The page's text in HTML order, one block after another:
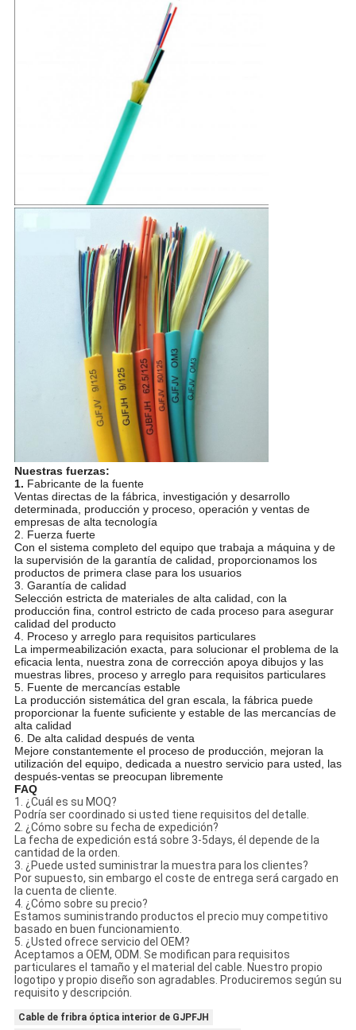
Nuestras fuerzas:
1. Fabricante de la fuente
Ventas directas de la fábrica, investigación y desarrollo
determinada, producción y proceso, operación y ventas de
empresas de alta tecnología
2. Fuerza fuerte
Con el sistema completo del equipo que trabaja a máquina y de
la supervisión de la garantía de calidad, proporcionamos los
productos de primera clase para los usuarios
3. Garantía de calidad
Selección estricta de materiales de alta calidad, con la
producción fina, control estricto de cada proceso para asegurar
calidad del producto
4. Proceso y arreglo para requisitos particulares
La impermeabilización exacta, para solucionar el problema de la
eficacia lenta, nuestra zona de corrección apoya dibujos y las
muestras libres, proceso y arreglo para requisitos particulares
5. Fuente de mercancías estable
La producción sistemática del gran escala, la fábrica puede
proporcionar la fuente suficiente y estable de las mercancías de
alta calidad
6. De alta calidad después de venta
Mejore constantemente el proceso de producción, mejoran la
utilización del equipo, dedicada a nuestro servicio para usted, las
después-ventas se preocupan libremente
FAQ
1. ¿Cuál es su MOQ?
Podría ser coordinado si usted tiene requisitos del detalle.
2. ¿Cómo sobre su fecha de expedición?
La fecha de expedición está sobre 3-5days, él depende de la
cantidad de la orden.
3. ¿Puede usted suministrar la muestra para los clientes?
Por supuesto, sin embargo el coste de entrega será cargado en
la cuenta de cliente.
4. ¿Cómo sobre su precio?
Estamos suministrando productos el precio muy competitivo
basado en buen funcionamiento.
5. ¿Usted ofrece servicio del OEM?
Aceptamos a OEM, ODM. Se modifican para requisitos
particulares el tamaño y el material del cable. Nuestro propio
logotipo y propio diseño son agradables. Produciremos según su
requisito y descripción.
Cable de fribra óptica interior de GJPFJH